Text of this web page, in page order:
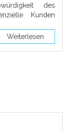
des
Kunden
Weiterlesen